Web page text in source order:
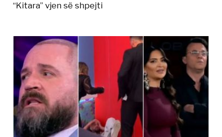
“Kitara” vjen së shpejti